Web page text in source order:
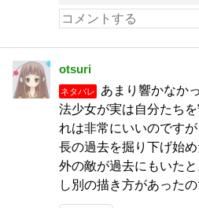
otsuri
ネタバレ
あまり響かなか
法少女が実は自分たち
れは非常にいいのです
長の過去を掘り下げ始
外の敵が過去にもいた
し別の描き方があった